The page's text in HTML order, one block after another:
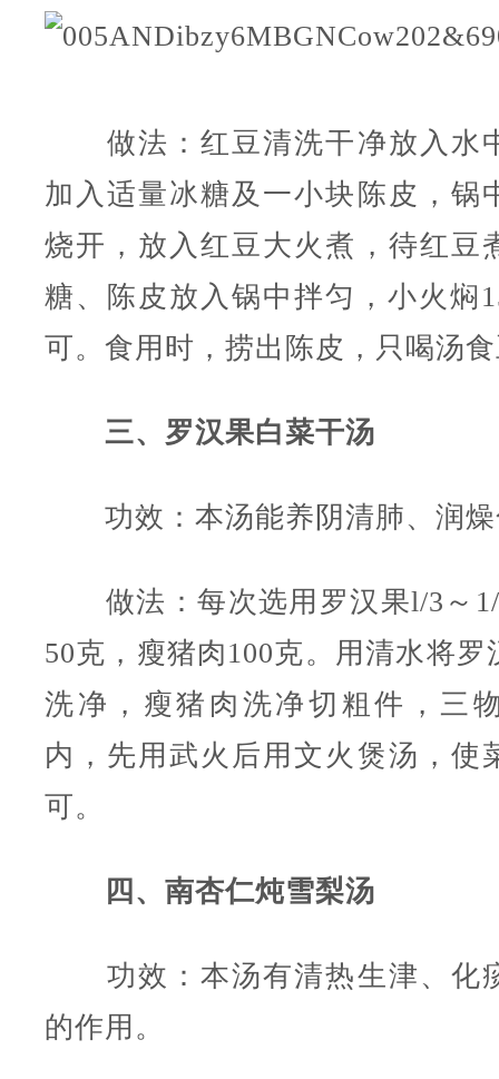
做法：红豆清洗干净放入水
加入适量冰糖及一小块陈皮，锅
烧开，放入红豆大火煮，待红豆
糖、陈皮放入锅中拌匀，小火焖
可。食用时，捞出陈皮，只喝汤
三、罗汉果白菜干汤
功效：本汤能养阴清肺、润燥
做法：每次选用罗汉果l/3～1/
50克，瘦猪肉100克。用清水将罗
洗净，瘦猪肉洗净切粗件，三
内，先用武火后用文火煲汤，使
可。
四、南杏仁炖雪梨汤
功效：本汤有清热生津、化
的作用。